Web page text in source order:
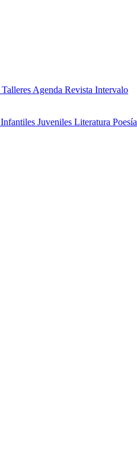
Talleres Agenda Revista Intervalo
Infantiles Juveniles Literatura Poesía